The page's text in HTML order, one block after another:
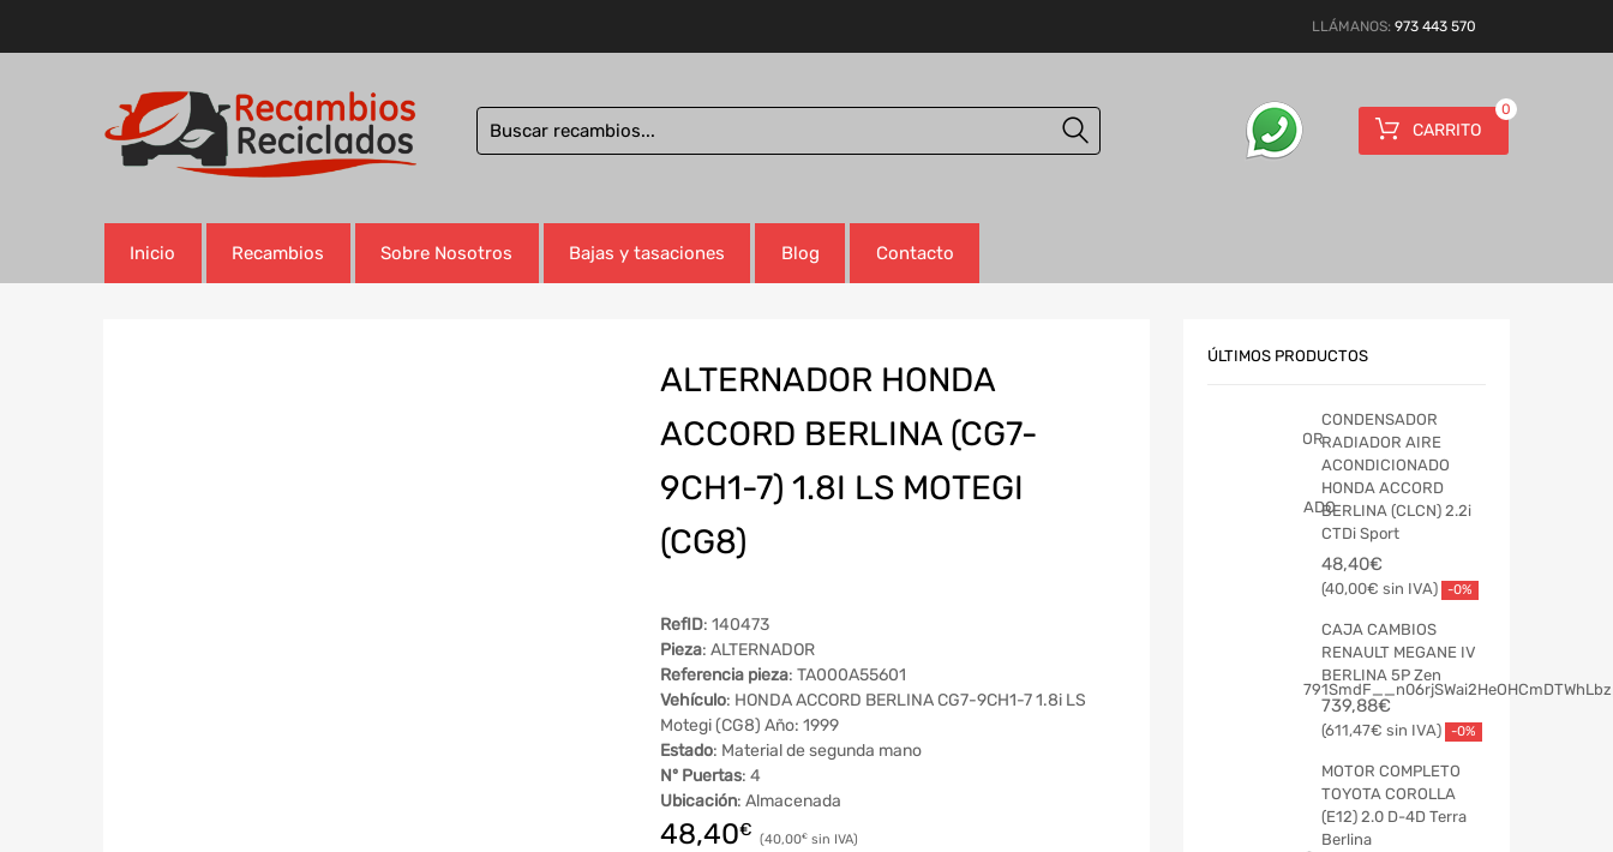
LLÁMANOS: 973 443 570
CARRITO
0
Inicio Recambios Sobre Nosotros Bajas y tasaciones Blog Contacto
ALTERNADOR HONDA
ACCORD BERLINA (CG7-
9CH1-7) 1.8I LS MOTEGI
(CG8)
RefID: 140473
Pieza: ALTERNADOR
Referencia pieza: TA000A55601
Vehículo: HONDA ACCORD BERLINA CG7-9CH1-7 1.8i LS
Motegi (CG8) Año: 1999
Estado: Material de segunda mano
Nº Puertas: 4
Ubicación: Almacenada
48,40€ 40,00€
ÚLTIMOS PRODUCTOS
CONDENSADOR
RADIADOR AIRE
ACONDICIONADO
HONDA ACCORD
BERLINA (CLCN) 2.2i
CTDi Sport
48,40€
40,00€ -0%
CAJA CAMBIOS
RENAULT MEGANE IV
BERLINA 5P Zen
739,88€
611,47€ -0%
MOTOR COMPLETO
TOYOTA COROLLA
(E12) 2.0 D-4D Terra
Berlina